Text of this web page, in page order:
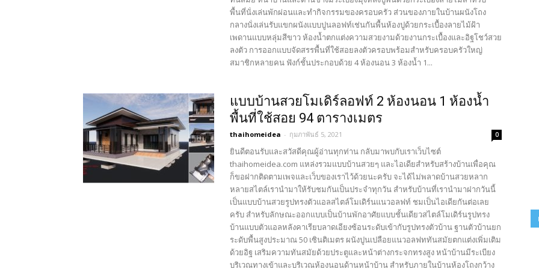
พื้นที่นั่งเล่นพักผ่อนและทำกิจกรรมของครอบครัว ส่วนของภายในบ้านผนังโถง
กลางนั่งเล่นรับแขกผนังแบบปูนลอฟท์เช่นกันพื้นห้องปูด้วยกระเบื้องลายไม้ฝ้า
เพดานแบบหลุ่มสีขาว ห้องน้ำตกแต่งความสวยงามด้วยงานกระเบื้องและอิฐโชว์สวย
ลงตัว การออกแบบจัดสรรพื้นที่ใช้สอยลงตัวครอบพร้อมสำหรับครอบครัวใหญ่
สมาชิกหลายคน ฟังก์ชั้นประกอบด้วย 4 ห้องนอน 3 ห้องน้ำ 1...
แบบบ้านสวยโมเดิร์ลอฟท์ 2 ห้องนอน 1 ห้องน้ำ
พื้นที่ใช้สอย 94 ตารางเมตร
thaihomeidea - กุมภาพันธ์ 5, 2021 0
ยินดีตอนรับและสวัสดีคุณผู้อ่านทุกท่าน กลับมาพบกับเราเว็บไซต์
thaihomeidea.com แหล่งรวมแบบบ้านสวยๆ และไอเดียสำหรับสร้างบ้านเพื่อคุณ
ก็ขอฝากติดตามเพจและเว็บของเราไว้ด้วยนะครับ จะได้ไม่พลาดบ้านสวยหลาก
หลายสไตล์เรานำมาให้รับชมกันเป็นประจำทุกวัน สำหรับบ้านที่เรานำมาฝากวันนี้
เป็นแบบบ้านสวยรูปทรงตัวแอลสไตล์โมเดิร์นแนวอลฟท์ ชมเป็นไอเดียกันต่อเลย
ครับ สำหรับลักษณะออกแบบเป็นบ้านพักอาศัยแบบชั้นเดียวสไตล์โมเดิร์นรูปทรง
บ้านแบบตัวแอลหลังคาเรียบลาดเอียงซ้อนระดับเข้ากับรูปทรงตัวบ้าน ฐานตัวบ้านยก
ระดับพื้นสูงประมาณ 50 เซินติเมตร ผนังปูนเปลือยแนวอลฟททันสมัยตกแต่งเพิ่มเติม
ด้วยอิฐ เสริมความทันสมัยด้วยประตูและหน้าต่างกระจกทรงสูง หน้าบ้านมีระเบียง
บริเวณทางเข้าและบริเวณห้องนอนด้านหน้าบ้าน สำหรับภายในบ้านห้องโถงกว้าง